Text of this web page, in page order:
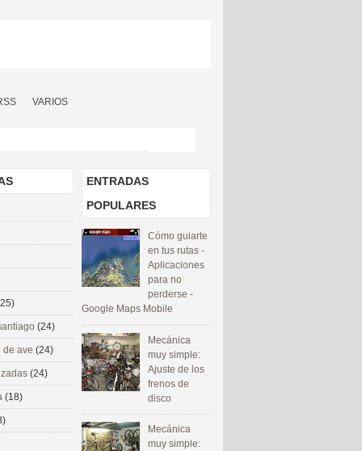
VARIOS
ENTRADAS
POPULARES
Cómo guiarte
en tus rutas -
Aplicaciones
para no
perderse -
Google Maps Mobile
Mecánica
muy simple:
Ajuste de los
frenos de
disco
Mecánica
muy simple:
(24)
de ave (24)
(24)
(18)